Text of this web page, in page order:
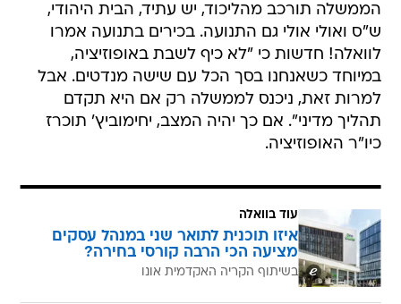
הממשלה תורכב מהליכוד, יש עתיד, הבית היהודי,
ש"ס ואולי אולי גם התנועה. בכירים בתנועה אמרו
לוואלה! חדשות כי "לא כיף לשבת באופוזיציה,
במיוחד כשאנחנו בסך הכל עם שישה מנדטים. אבל
למרות זאת, ניכנס לממשלה רק אם היא תקדם
תהליך מדיני". אם כך יהיה המצב, יחימוביץ' תוכרז
כיו"ר האופוזיציה.
עוד בוואלה
איזו תוכנית לתואר שני במנהל עסקים
מציעה הכי הרבה קורסי בחירה?
בשיתוף הקריה האקדמית אונו